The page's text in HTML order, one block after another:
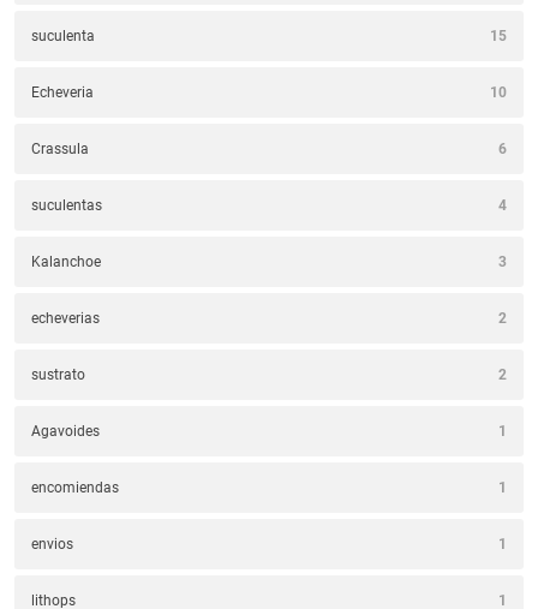
suculenta 15
Echeveria 10
Crassula 6
suculentas 4
Kalanchoe 3
echeverias 2
sustrato 2
Agavoides 1
encomiendas 1
envios 1
lithops 1